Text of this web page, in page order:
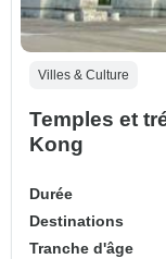
Villes & Culture
Temples et
Kong
Durée
Destinations
Tranche d'âge